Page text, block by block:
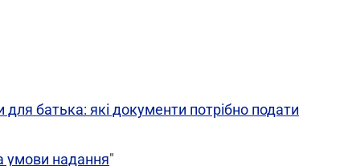
батька: які документи потрібно подати
умови надання"